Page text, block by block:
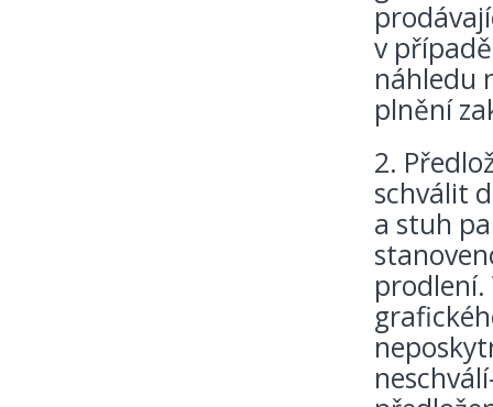
v
náhledu
plnění
2.
schválit
a stuh
prodlení.